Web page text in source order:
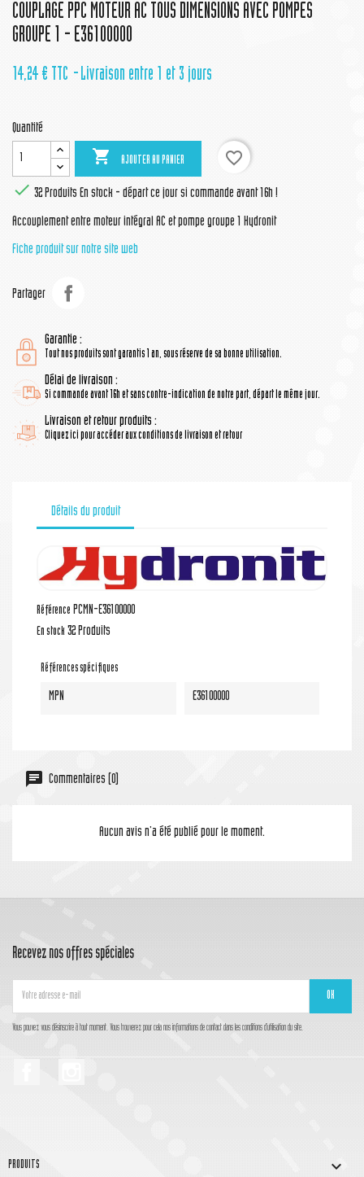
COUPLAGE PPC MOTEUR AC TOUS DIMENSIONS AVEC POMPES
GROUPE 1 - E36100000
14,24 € TTC Livraison entre 1 et 3 jours
Quantité
 AJOUTER AU PANIER
favorite_border
 32 Produits En stock - départ ce jour si commande avant 16h !
Accouplement entre moteur intégral AC et pompe groupe 1 Hydronit
Fiche produit sur notre site web
Partager
Garantie :
Tout nos produits sont garantis 1 an, sous réserve de sa bonne utilisation.
Délai de livraison :
Si commande avant 16h et sans contre-indication de notre part, départ le même jour.
Livraison et retour produits :
Cliquez ici pour accéder aux conditions de livraison et retour
Détails du produit
Référence PCMN-E36100000
En stock32 Produits
Références spécifiques
MPN E36100000
Commentaires (0)
Aucun avis n'a été publié pour le moment.
Recevez nos offres spéciales
Vous pouvez vous désinscrire à tout moment. Vous trouverez pour cela nos informations de contact dans les conditions d'utilisation du site.
PRODUITS 